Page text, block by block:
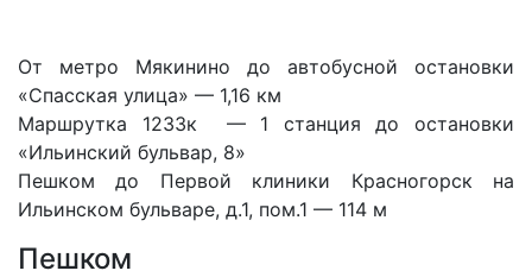
От метро Мякинино до автобусной остановки
«Спасская улица» — 1,16 км
Маршрутка 1233к — 1 станция до остановки
«Ильинский бульвар, 8»
Пешком до Первой клиники Красногорск на
Ильинском бульваре, д.1, пом.1 — 114 м
Пешком